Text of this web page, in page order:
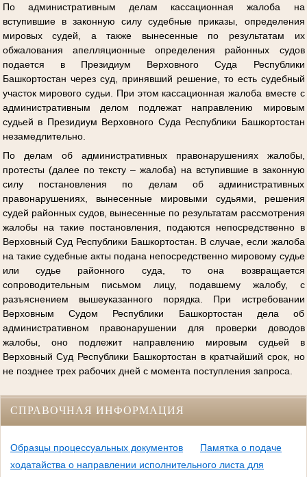
По административным делам кассационная жалоба на
вступившие в законную силу судебные приказы, определения
мировых судей, а также вынесенные по результатам их
обжалования апелляционные определения районных судов
подается в Президиум Верховного Суда Республики
Башкортостан через суд, принявший решение, то есть судебный
участок мирового судьи. При этом кассационная жалоба вместе с
административным делом подлежат направлению мировым
судьей в Президиум Верховного Суда Республики Башкортостан
незамедлительно.
По делам об административных правонарушениях жалобы,
протесты (далее по тексту – жалоба) на вступившие в законную
силу постановления по делам об административных
правонарушениях, вынесенные мировыми судьями, решения
судей районных судов, вынесенные по результатам рассмотрения
жалобы на такие постановления, подаются непосредственно в
Верховный Суд Республики Башкортостан. В случае, если жалоба
на такие судебные акты подана непосредственно мировому судье
или судье районного суда, то она возвращается
сопроводительным письмом лицу, подавшему жалобу, с
разъяснением вышеуказанного порядка. При истребовании
Верховным Судом Республики Башкортостан дела об
административном правонарушении для проверки доводов
жалобы, оно подлежит направлению мировым судьей в
Верховный Суд Республики Башкортостан в кратчайший срок, но
не позднее трех рабочих дней с момента поступления запроса.
СПРАВОЧНАЯ ИНФОРМАЦИЯ
Образцы процессуальных документов
Памятка о подаче
ходатайства о направлении исполнительного листа для